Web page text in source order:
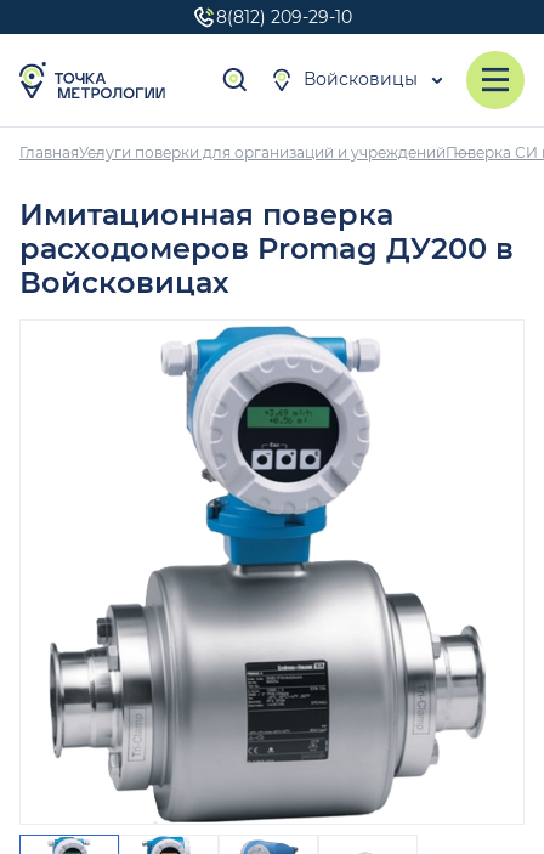
8(812) 209-29-10
Войсковицы
ГлавнаяУслуги поверки для организаций и учрежденийПоверка СИ
Имитационная поверка
расходомеров Promag ДУ200 в
Войсковицах